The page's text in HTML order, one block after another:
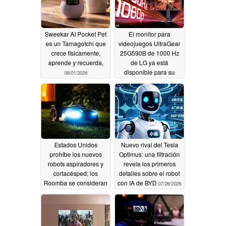
Sweekar AI Pocket Pet
es un Tamagotchi que
crece físicamente,
aprende y recuerda.
08/01/2026
El monitor para
videojuegos UltraGear
25G590B de 1000 Hz
de LG ya está
disponible para su
dólares.07/31/2026
Estados Unidos
prohíbe los nuevos
robots aspiradores y
cortacésped; los
Roomba se consideran
nacional07/30/2026
Nuevo rival del Tesla
Optimus: una filtración
revela los primeros
detalles sobre el robot
con IA de BYD 07/26/2026